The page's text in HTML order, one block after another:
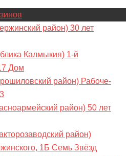
район) 30 лет
Калмыкия) 1-й
Дом
район) Рабоче-
район) 50 лет
район)
1Б Семь Звёзд